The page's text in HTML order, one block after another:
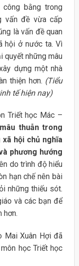
bằng trong
vấn đề vừa cấp
là vấn đề quan
hội ở nước ta. Vì
quyết những mâu
dựng một nhà
thiện hơn. (Tiểu
tế hiện nay)
Triết học Mác –
thuẫn trong
hội chủ nghĩa
phương hướng
do trình độ hiểu
hạn chế nên bài
những thiếu sót.
và các bạn để
hơn.
Mai Xuân Hợi đã
học Triết học